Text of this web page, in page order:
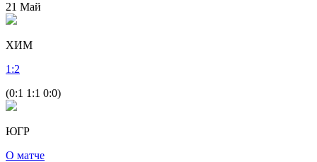
21 Май
ХИМ
1 :2
(0:1 1:1 0:0)
ЮГР
О матче